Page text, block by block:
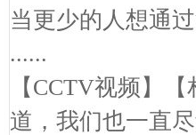
当更少的人想通
......
【CCTV视频】
道，我们也一直